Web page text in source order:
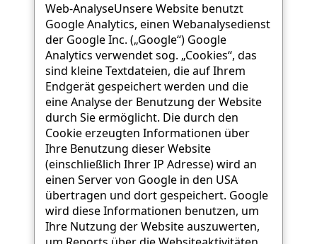
Web-AnalyseUnsere Website benutzt
Google Analytics, einen Webanalysedienst
der Google Inc. („Google“) Google
Analytics verwendet sog. „Cookies“, das
sind kleine Textdateien, die auf Ihrem
Endgerät gespeichert werden und die
eine Analyse der Benutzung der Website
durch Sie ermöglicht. Die durch den
Cookie erzeugten Informationen über
Ihre Benutzung dieser Website
(einschließlich Ihrer IP Adresse) wird an
einen Server von Google in den USA
übertragen und dort gespeichert. Google
wird diese Informationen benutzen, um
Ihre Nutzung der Website auszuwerten,